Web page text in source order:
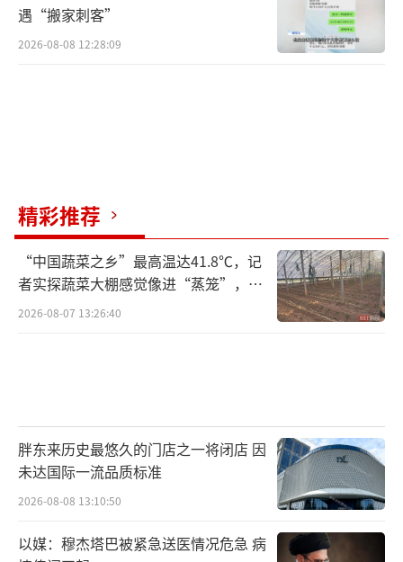
遇“搬家刺客”
2026-08-08 12:28:09
精彩推荐
“中国蔬菜之乡”最高温达41.8℃，记
者实探蔬菜大棚感觉像进“蒸笼”，有
村民称只能凌晨两点起来干活
2026-08-07 13:26:40
胖东来历史最悠久的门店之一将闭店 因
未达国际一流品质标准
2026-08-08 13:10:50
以媒：穆杰塔巴被紧急送医情况危急 病